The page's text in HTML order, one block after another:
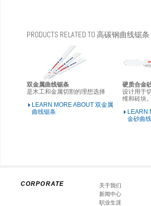
PRODUCTS RELATED TO 高碳钢曲线锯条
双金属曲线锯条
是木工和金属切割的理想选择
LEARN MORE ABOUT 双金属
曲线锯条
硬质合金
设计用于
维和砖块。
LEARN
金砂曲
CORPORATE
关于我们
新闻中心
职业生涯